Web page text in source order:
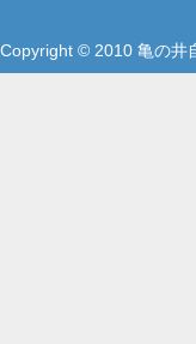
Copyright © 2010 亀の井